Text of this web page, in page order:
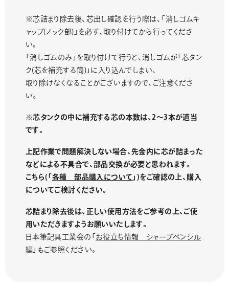
※芯詰まり除去後、芯出し確認を行う際は、「消しゴムキ
ャップ(ノック部)」を必ず、取り付けてから行ってくださ
い。
「消しゴムのみ」を取り付けて行うと、消しゴムが「芯タン
ク(芯を補充する筒)」に入り込んでしまい、
取り除けなくなることがございますので、ご注意くださ
い。
※芯タンクの中に補充する芯の本数は、2～3本が適当
です。
上記作業で問題解決しない場合、先金内に芯が詰まった
などによる不具合で、部品交換が必要と思われます。
こちら(「 各種 部品購入について 」)をご確認の上、購入
についてご検討ください。
芯詰まり除去後は、正しい使用方法をご参考の上、ご使
用いただきますようお願いいたします。
日本筆記具工業会の「 お役立ち情報 シャープペンシル
編 」もご参照ください。